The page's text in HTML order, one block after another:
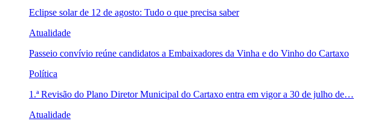
Eclipse solar de 12 de agosto: Tudo o que precisa saber
Atualidade
Passeio convívio reúne candidatos a Embaixadores da Vinha e do Vinho do Cartaxo
Política
1.ª Revisão do Plano Diretor Municipal do Cartaxo entra em vigor a 30 de julho de…
Atualidade